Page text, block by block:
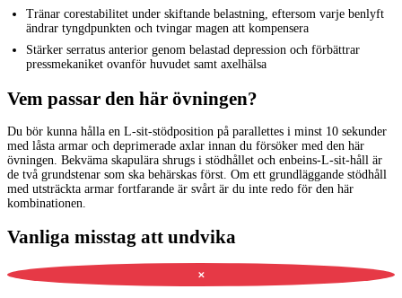
Tränar corestabilitet under skiftande belastning, eftersom varje benlyft
ändrar tyngdpunkten och tvingar magen att kompensera
Stärker serratus anterior genom belastad depression och förbättrar
pressmekaniket ovanför huvudet samt axelhälsa
Vem passar den här övningen?
Du bör kunna hålla en L-sit-stödposition på parallettes i minst 10 sekunder
med låsta armar och deprimerade axlar innan du försöker med den här
övningen. Bekväma skapulära shrugs i stödhållet och enbeins-L-sit-håll är
de två grundstenar som ska behärskas först. Om ett grundläggande stödhåll
med utsträckta armar fortfarande är svårt är du inte redo för den här
kombinationen.
Vanliga misstag att undvika
✕